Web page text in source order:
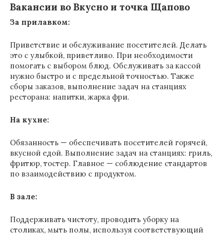
Вакансии во Вкусно и точка Щапово
За прилавком:
Приветствие и обслуживание посетителей. Делать
это с улыбкой, приветливо. При необходимости
помогать с выбором блюд. Обслуживать за кассой
нужно быстро и с предельной точностью. Также
сборы заказов, выполнение задач на станциях
ресторана: напитки, жарка фри.
На кухне:
Обязанность — обеспечивать посетителей горячей,
вкусной едой. Выполнение задач на станциях: гриль,
фритюр, тостер. Главное — соблюдение стандартов
по взаимодействию с продуктом.
В зале:
Поддерживать чистоту, проводить уборку на
столиках, мыть полы, используя соответствующий